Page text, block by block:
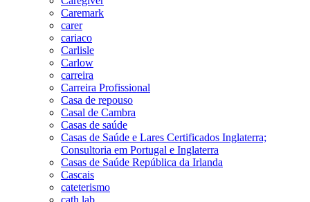
Caremark
carer
cariaco
Carlisle
Carlow
carreira
Carreira Profissional
Casa de repouso
Casal de Cambra
Casas de saúde
Casas de Saúde e Lares Certificados Inglaterra;
Consultoria em Portugal e Inglaterra
Casas de Saúde República da Irlanda
Cascais
cateterismo
cath lab